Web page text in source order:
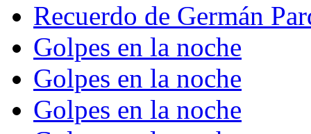
Recuerdo de Germán
Golpes en la noche
Golpes en la noche
Golpes en la noche